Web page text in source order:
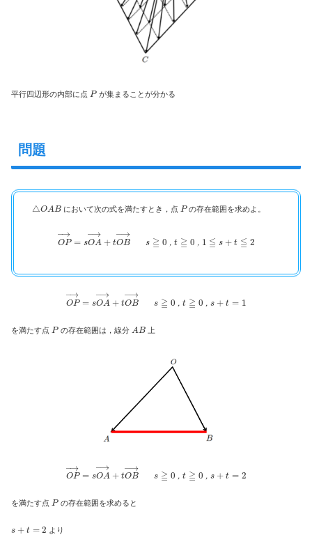
平行四辺形の内部に点 Pが集まることが分かる
問題
△ O A Bにおいて次の式を満たすとき，点 Pの存在範囲を求めよ。
OP sOA → +tO
B→ ≧0 ， ≧ 0，1 ≦s +t
OP→ sOA +tOB ≧ ， ≧ 0，s
を満たす点 Pの存在範囲は，線分 A B上
OP→ sOA → +tOB ≧0 ， ≧ 0，s 2
を満たす点 Pの存在範囲を求めると
= より